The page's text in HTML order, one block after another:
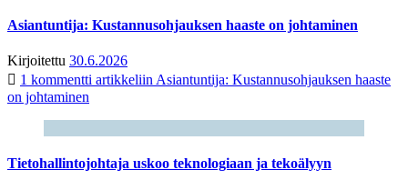
Asiantuntija: Kustannusohjauksen haaste on johtaminen
Kirjoitettu 30.6.2026
1 kommentti artikkeliin Asiantuntija: Kustannusohjauksen haaste
on johtaminen
Tietohallintojohtaja uskoo teknologiaan ja tekoälyyn